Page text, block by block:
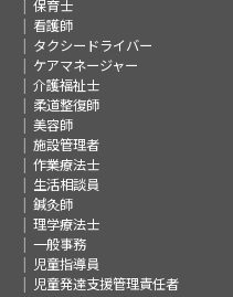
保育士
看護師
タクシードライバー
ケアマネージャー
介護福祉士
柔道整復師
美容師
施設管理者
作業療法士
生活相談員
鍼灸師
理学療法士
一般事務
児童指導員
児童発達支援管理責任者